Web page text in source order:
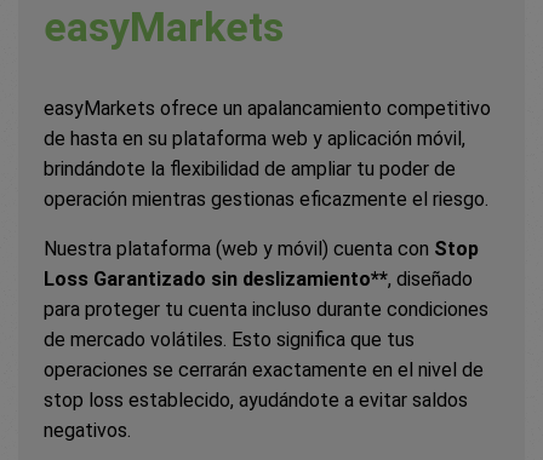
easyMarkets
easyMarkets ofrece un apalancamiento competitivo
de hasta en su plataforma web y aplicación móvil,
brindándote la flexibilidad de ampliar tu poder de
operación mientras gestionas eficazmente el riesgo.
Nuestra plataforma (web y móvil) cuenta con Stop
Loss Garantizado sin deslizamiento**, diseñado
para proteger tu cuenta incluso durante condiciones
de mercado volátiles. Esto significa que tus
operaciones se cerrarán exactamente en el nivel de
stop loss establecido, ayudándote a evitar saldos
negativos.